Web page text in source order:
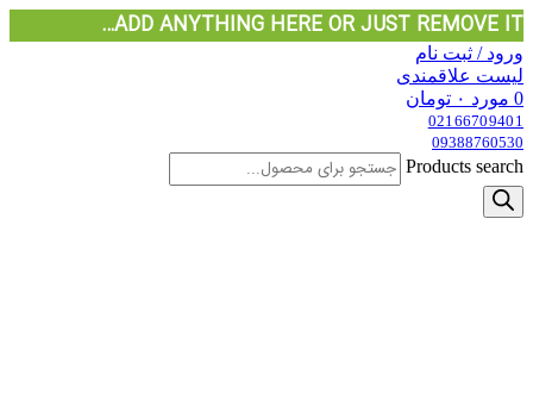
ADD ANYTHING HERE OR JUST REMOVE IT…
ورود / ثبت نام
لیست علاقمندی
0 مورد ۰ تومان
02166709401
09388760530
Products search